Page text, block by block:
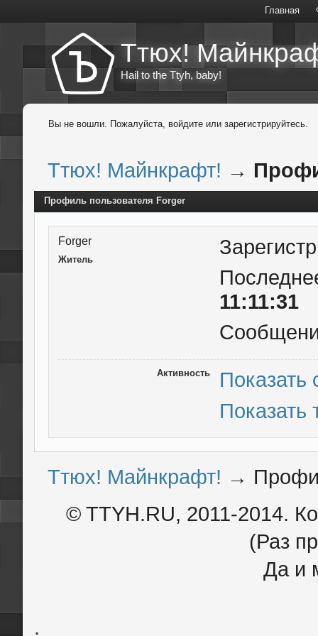
Главная
Ттюх!
Hail to the Ttyh, baby!
Вы не вошли. Пожалуйста, войдите или зарегистрируйтесь.
Ттюх! Майнкрафт! →
Профиль пользователя Forger
Forger
Житель
11:11:31
Активность
Показать
Ттюх! Майнкрафт! →
© TTYH.RU, 2011-2014.
(Раз
Да и
.